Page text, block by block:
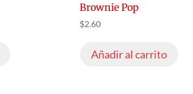
Brownie Pop
$2.60
Añadir al carrito